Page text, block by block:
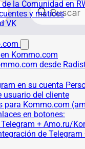
la Comunidad en
y matices
VK
Kommo.com
desde
en su cuenta
usuario del cliente
para Kommo.com
en botones:
+ Amo.ru/
de